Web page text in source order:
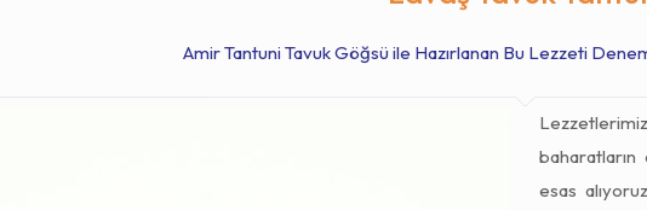
Amir Tantuni Tavuk Göğsü ile Hazırlanan Bu Lezzeti
esas